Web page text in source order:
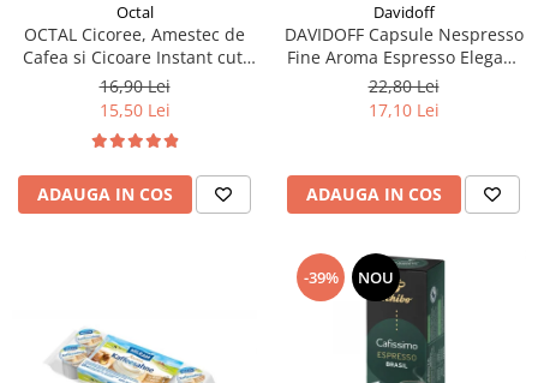
Octal
OCTAL Cicoree, Amestec de
Cafea si Cicoare Instant cut.
100g
16,90 Lei
15,50 Lei
ADAUGA IN COS
Davidoff
DAVIDOFF Capsule Nespresso
Fine Aroma Espresso Elegant
& Fragrant 10x5.5g
22,80 Lei
17,10 Lei
ADAUGA IN COS
-39% NOU